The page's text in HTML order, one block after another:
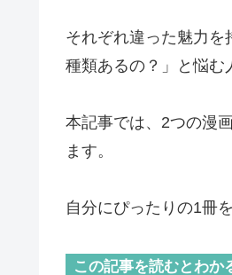
それぞれ違った魅力
種類あるの？」と悩む
本記事では、2つの漫
ます。
自分にぴったりの1冊
この記事を読むとわか